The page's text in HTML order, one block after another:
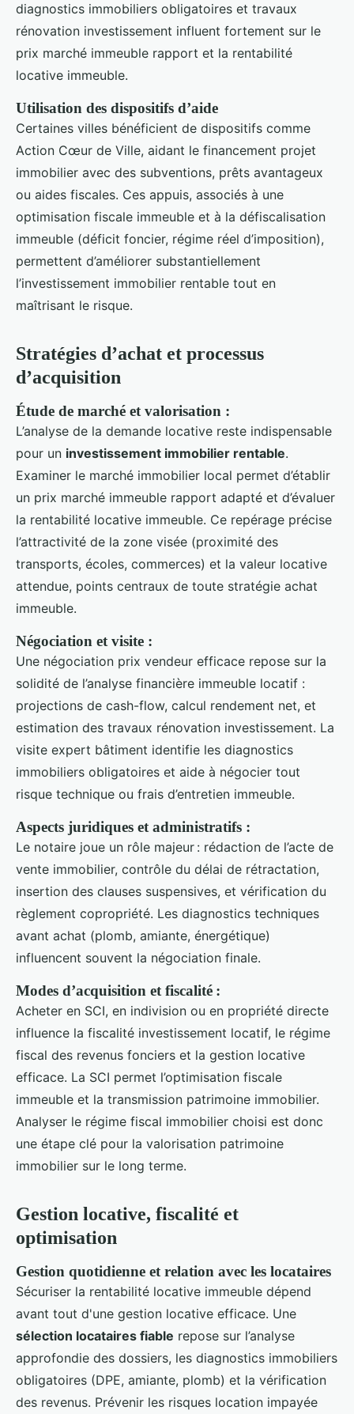
diagnostics immobiliers obligatoires et travaux
rénovation investissement influent fortement sur le
prix marché immeuble rapport et la rentabilité
locative immeuble.
Utilisation des dispositifs d’aide
Certaines villes bénéficient de dispositifs comme
Action Cœur de Ville, aidant le financement projet
immobilier avec des subventions, prêts avantageux
ou aides fiscales. Ces appuis, associés à une
optimisation fiscale immeuble et à la défiscalisation
immeuble (déficit foncier, régime réel d’imposition),
permettent d’améliorer substantiellement
l’investissement immobilier rentable tout en
maîtrisant le risque.
Stratégies d’achat et processus
d’acquisition
Étude de marché et valorisation :
L’analyse de la demande locative reste indispensable
pour un investissement immobilier rentable.
Examiner le marché immobilier local permet d’établir
un prix marché immeuble rapport adapté et d’évaluer
la rentabilité locative immeuble. Ce repérage précise
l’attractivité de la zone visée (proximité des
transports, écoles, commerces) et la valeur locative
attendue, points centraux de toute stratégie achat
immeuble.
Négociation et visite :
Une négociation prix vendeur efficace repose sur la
solidité de l’analyse financière immeuble locatif :
projections de cash-flow, calcul rendement net, et
estimation des travaux rénovation investissement. La
visite expert bâtiment identifie les diagnostics
immobiliers obligatoires et aide à négocier tout
risque technique ou frais d’entretien immeuble.
Aspects juridiques et administratifs :
Le notaire joue un rôle majeur : rédaction de l’acte de
vente immobilier, contrôle du délai de rétractation,
insertion des clauses suspensives, et vérification du
règlement copropriété. Les diagnostics techniques
avant achat (plomb, amiante, énergétique)
influencent souvent la négociation finale.
Modes d’acquisition et fiscalité :
Acheter en SCI, en indivision ou en propriété directe
influence la fiscalité investissement locatif, le régime
fiscal des revenus fonciers et la gestion locative
efficace. La SCI permet l’optimisation fiscale
immeuble et la transmission patrimoine immobilier.
Analyser le régime fiscal immobilier choisi est donc
une étape clé pour la valorisation patrimoine
immobilier sur le long terme.
Gestion locative, fiscalité et
optimisation
Gestion quotidienne et relation avec les locataires
Sécuriser la rentabilité locative immeuble dépend
avant tout d'une gestion locative efficace. Une
sélection locataires fiable repose sur l’analyse
approfondie des dossiers, les diagnostics immobiliers
obligatoires (DPE, amiante, plomb) et la vérification
des revenus. Prévenir les risques location impayée